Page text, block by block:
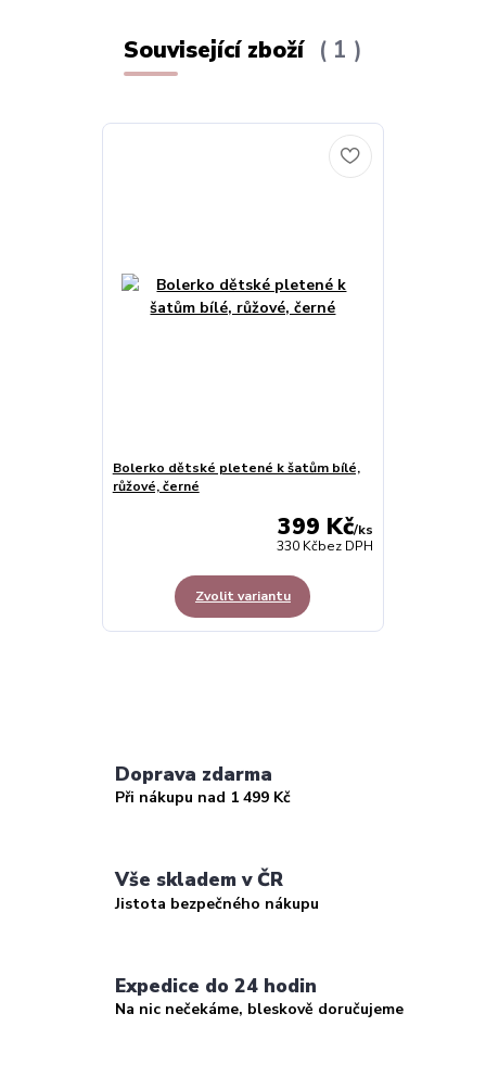
Související zboží 1
Bolerko dětské pletené k šatům bílé,
růžové, černé
399 Kč/ks
330 Kčbez DPH
Zvolit variantu
Doprava zdarma
Při nákupu nad 1 499 Kč
Vše skladem v ČR
Jistota bezpečného nákupu
Expedice do 24 hodin
Na nic nečekáme, bleskově doručujeme